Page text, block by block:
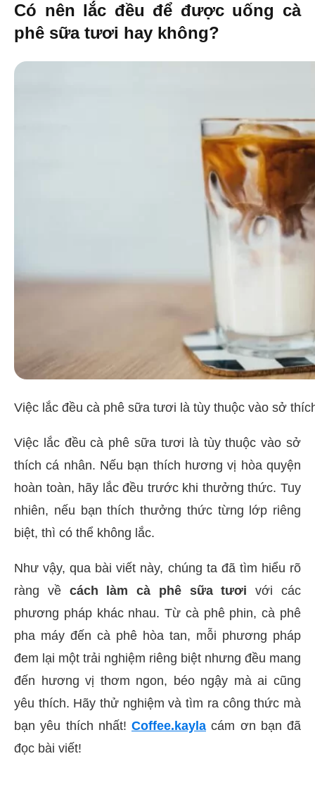
Có nên lắc đều để được uống cà
phê sữa tươi hay không?
Việc lắc đều cà phê sữa tươi là tùy thuộc vào sở
Việc lắc đều cà phê sữa tươi là tùy thuộc vào sở
thích cá nhân. Nếu bạn thích hương vị hòa quyện
hoàn toàn, hãy lắc đều trước khi thưởng thức. Tuy
nhiên, nếu bạn thích thưởng thức từng lớp riêng
biệt, thì có thể không lắc.
Như vậy, qua bài viết này, chúng ta đã tìm hiểu rõ
ràng về cách làm cà phê sữa tươi với các
phương pháp khác nhau. Từ cà phê phin, cà phê
pha máy đến cà phê hòa tan, mỗi phương pháp
đem lại một trải nghiệm riêng biệt nhưng đều mang
đến hương vị thơm ngon, béo ngậy mà ai cũng
yêu thích. Hãy thử nghiệm và tìm ra công thức mà
bạn yêu thích nhất! Coffee.kayla cám ơn bạn đã
đọc bài viết!